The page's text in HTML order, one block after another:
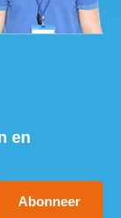
en
Abonneer